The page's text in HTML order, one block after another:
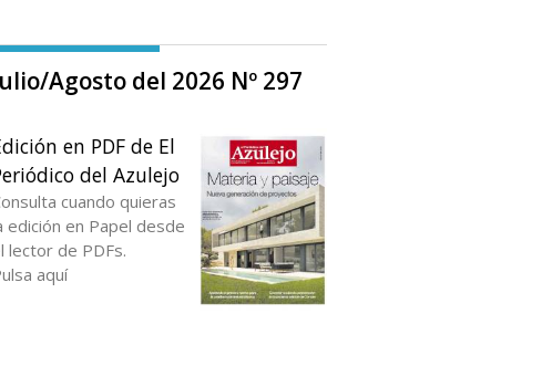
Agosto del 2026 Nº 297
en PDF de El
del Azulejo
cuando quieras
edición en Papel desde
lector de PDFs.
aquí